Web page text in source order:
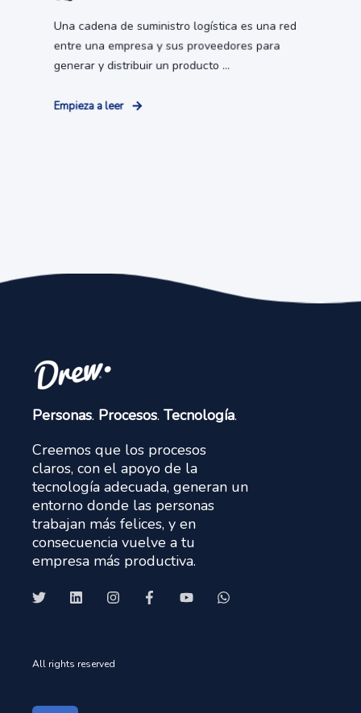
Una cadena de suministro logística es una red
entre una empresa y sus proveedores para
generar y distribuir un producto ...
Empieza a leer
Personas. Procesos. Tecnología.
Creemos que los procesos
claros, con el apoyo de la
tecnología adecuada, generan un
entorno donde las personas
trabajan más felices, y en
consecuencia vuelve a tu
empresa más productiva.
All rights reserved